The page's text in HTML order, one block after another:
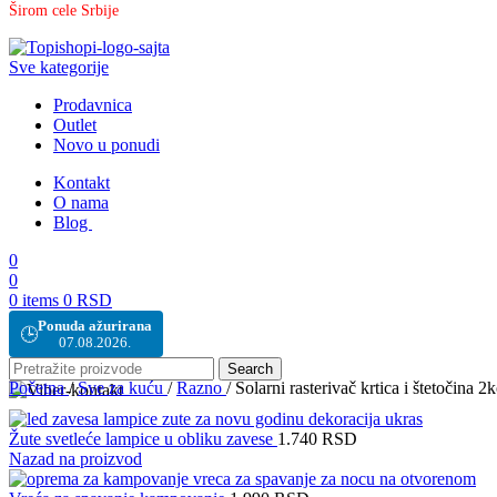
Širom cele Srbije
Sve kategorije
Prodavnica
Outlet
Novo u ponudi
Kontakt
O nama
Blog
0
0
0 items 0 RSD
🕒Ponuda ažurirana
07.08.2026.
Search
Početna/ Sve za kuću / Razno / Solarni rasterivač krtica i štetočina
Žute svetleće lampice u obliku zavese 1.740 RSD
Nazad na proizvod